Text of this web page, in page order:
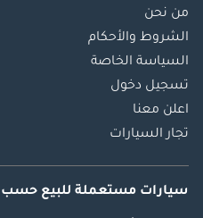
من نحن
الشروط والأحكام
السياسة الخاصة
تسجيل دخول
اعلن معنا
تجار السيارات
سيارات مستعملة للبيع حسب